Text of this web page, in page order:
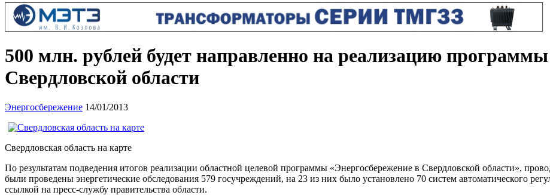
500 млн. рублей будет направленно на реализацию программы
Свердловской области
Энергосбережение 14/01/2013
Свердловская область на карте
По результатам подведения итогов реализации областной целевой программы «Энергосбережение в Свердловской области»,
были проведены энергетические обследования 579 госучреждений, на 23 из них было установлено 70 систем автоматического
ссылкой на пресс-службу правительства области.